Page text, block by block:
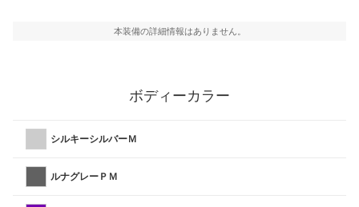
本装備の詳細情報はありません。
ボディーカラー
シルキーシルバーＭ
ルナグレーＰＭ